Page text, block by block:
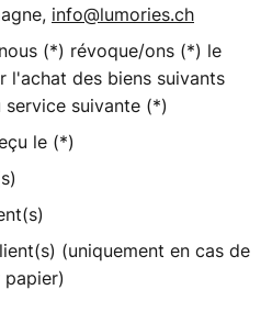
info@lumories.ch
(*) révoque/ons (*) le
l'achat des biens suivants
suivante (*)
le (*)
(uniquement en cas de